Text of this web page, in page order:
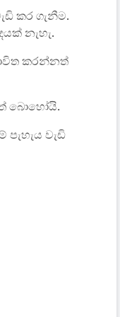
කර ගැනීම.
නැහැ.
කරන්නත්
බොහෝයි.
වැඩි